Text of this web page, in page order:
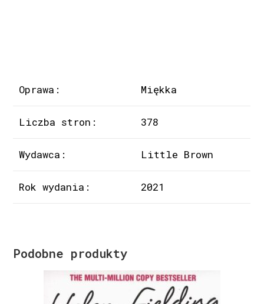
Oprawa: Miękka
Liczba stron: 378
Wydawca: Little Brown
Rok wydania: 2021
Podobne produkty